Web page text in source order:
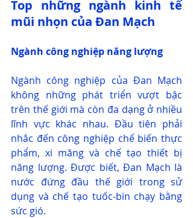
Top những ngành kinh tế
mũi nhọn của Đan Mạch
Ngành công nghiệp năng lượng
Ngành công nghiệp của Đan Mạch
không những phát triển vượt bậc
trên thế giới mà còn đa dạng ở nhiều
lĩnh vực khác nhau. Đầu tiên phải
nhắc đến công nghiệp chế biến thực
phẩm, xi măng và chế tạo thiết bị
năng lượng. Được biết, Đan Mạch là
nước đứng đầu thế giới trong sử
dụng và chế tạo tuốc-bin chạy bằng
sức gió.